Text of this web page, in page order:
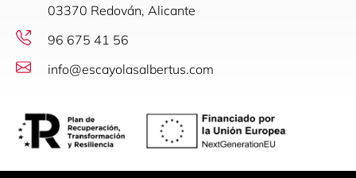
03370 Redován, Alicante
96 675 41 56
info@escayolasalbertus.com